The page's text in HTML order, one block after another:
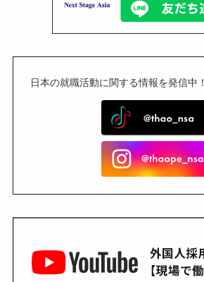
日本の就職活動に関する情報を発信中！